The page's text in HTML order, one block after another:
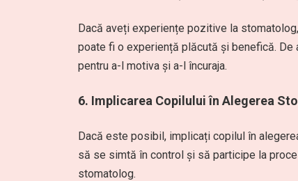
Dacă aveți experiențe pozitive la
poate fi o experiență plăcută și benefică.
pentru a-l motiva și a-l încuraja.
6. Implicarea Copilului în Alegerea
Dacă este posibil, implicați copilul în
să se simtă în control și să participe la
stomatolog.